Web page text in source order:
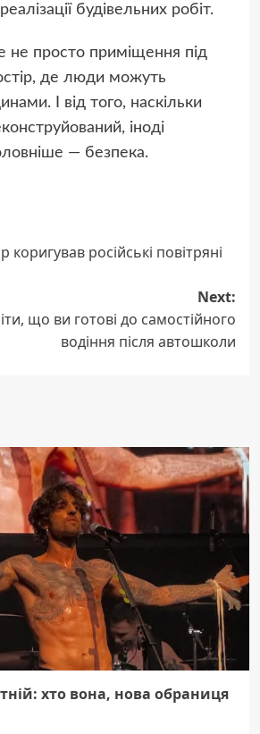
будівельних робіт.
не просто приміщення під
де люди можуть
І від того, наскільки
іноді
— безпека.
коригував російські повітряні
Next:
що ви готові до самостійного
водіння після автошколи
хто вона, нова обраниця